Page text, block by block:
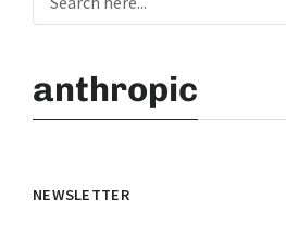
anthropic
NEWSLETTER